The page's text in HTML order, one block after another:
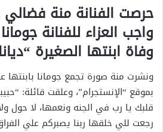
حرصت الفنانة منة
واجب العزاء للفنانة
وفاة ابنتها الصغيرة
ونشرت منة صورة تجمع جومانا بابنتها
بموقع “الإنستجرام”، وعلقت قائلة:
قلبك يا رب في الجنه ونعمها، لا حول
رجعت للي خلقها ربنا يصبركم علي